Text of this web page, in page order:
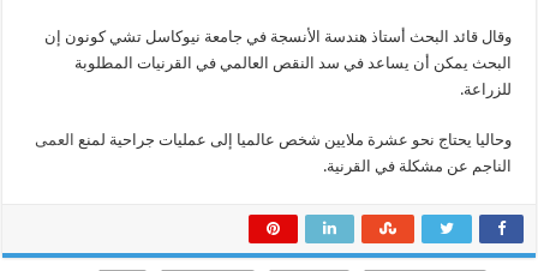
وقال قائد البحث أستاذ هندسة الأنسجة في جامعة نيوكاسل تشي كونون إن
البحث يمكن أن يساعد في سد النقص العالمي في القرنيات المطلوبة
للزراعة.
وحاليا يحتاج نحو عشرة ملايين شخص عالميا إلى عمليات جراحية لمنع العمى
الناجم عن مشكلة في القرنية.